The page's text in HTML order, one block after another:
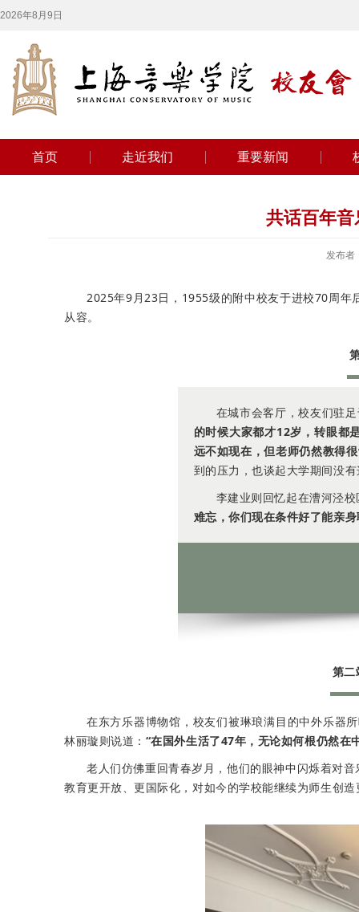
2026年8月9日
首页 走近我们 重要新闻
共话百年音
发布者
2025年9月23日，1955级的附中校友于进校70周年
从容。
在城市会客厅，校友们驻
的时候大家都才12岁，转眼都
远不如现在，但老师仍然教得
到的压力，也谈起大学期间没
李建业则回忆起在漕河泾
难忘，你们现在条件好了能亲
第
在东方乐器博物馆，校友们被琳琅满目的中外乐器
林丽璇则说道： “在国外生活了47年，无论如何根仍然在
老人们仿佛重回青春岁月，他们的眼神中闪烁着对
教育更开放、更国际化，对如今的学校能继续为师生创